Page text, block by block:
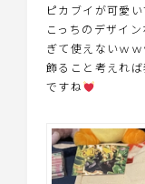
ピカブイが可愛い
こっちのデザイ
ぎて使えないｗｗ
飾ること考えれ
ですね